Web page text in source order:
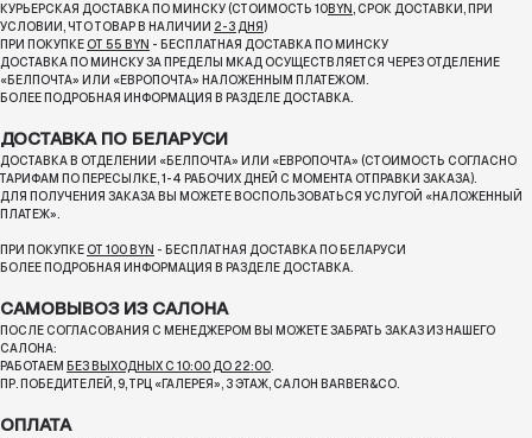
КУРЬЕРСКАЯ ДОСТАВКА ПО МИНСКУ (СТОИМОСТЬ 10BYN, СРОК ДОСТАВКИ, ПРИ
УСЛОВИИ, ЧТО ТОВАР В НАЛИЧИИ 2-3 ДНЯ )
ПРИ ПОКУПКЕ ОТ 55 BYN - БЕСПЛАТНАЯ ДОСТАВКА ПО МИНСКУ
ДОСТАВКА ПО МИНСКУ ЗА ПРЕДЕЛЫ МКАД ОСУЩЕСТВЛЯЕТСЯ ЧЕРЕЗ ОТДЕЛЕНИЕ
«БЕЛПОЧТА» ИЛИ «ЕВРОПОЧТА» НАЛОЖЕННЫМ ПЛАТЕЖОМ.
БОЛЕЕ ПОДРОБНАЯ ИНФОРМАЦИЯ В РАЗДЕЛЕ ДОСТАВКА.
ДОСТАВКА ПО БЕЛАРУСИ
ДОСТАВКА В ОТДЕЛЕНИИ «БЕЛПОЧТА» ИЛИ «ЕВРОПОЧТА» (СТОИМОСТЬ СОГЛАСНО
ТАРИФАМ ПО ПЕРЕСЫЛКЕ, 1-4 РАБОЧИХ ДНЕЙ С МОМЕНТА ОТПРАВКИ ЗАКАЗА).
ДЛЯ ПОЛУЧЕНИЯ ЗАКАЗА ВЫ МОЖЕТЕ ВОСПОЛЬЗОВАТЬСЯ УСЛУГОЙ «НАЛОЖЕННЫЙ
ПЛАТЕЖ».
ПРИ ПОКУПКЕ ОТ 100 BYN - БЕСПЛАТНАЯ ДОСТАВКА ПО БЕЛАРУСИ
БОЛЕЕ ПОДРОБНАЯ ИНФОРМАЦИЯ В РАЗДЕЛЕ ДОСТАВКА.
САМОВЫВОЗ ИЗ САЛОНА
ПОСЛЕ СОГЛАСОВАНИЯ С МЕНЕДЖЕРОМ ВЫ МОЖЕТЕ ЗАБРАТЬ ЗАКАЗ ИЗ НАШЕГО
САЛОНА:
РАБОТАЕМ БЕЗ ВЫХОДНЫХ С 10:00 ДО 22:00.
ПР. ПОБЕДИТЕЛЕЙ, 9, ТРЦ «ГАЛЕРЕЯ», 3 ЭТАЖ, САЛОН BARBER&CO.
ОПЛАТА